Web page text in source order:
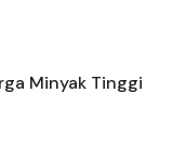
Minyak Tinggi